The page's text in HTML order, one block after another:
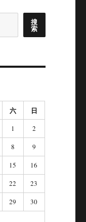
搜
索
六 日
1
2
8
9
15
16
22
23
29
30